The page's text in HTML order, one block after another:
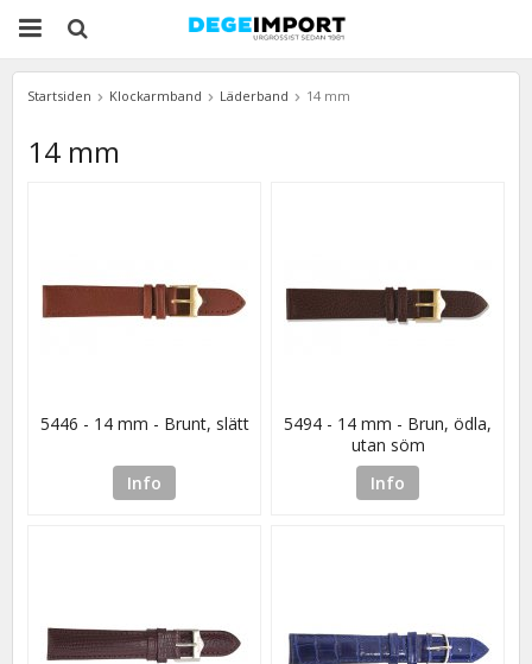
Startsiden Klockarmband Läderband 14 mm
14 mm
5446 - 14 mm - Brunt, slätt
Info
5494 - 14 mm - Brun, ödla,
utan söm
Info